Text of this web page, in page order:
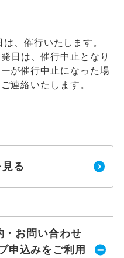
、催行いたします。
日は、催行中止となり
が催行中止になった場
連絡いたします。
る
・お問い合わせ
申込みをご利用